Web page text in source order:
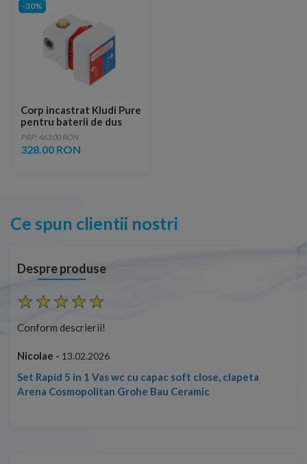
-30%
Corp incastrat Kludi Pure
pentru baterii de dus
PRP: 463.00 RON
328.00 RON
Ce spun clientii nostri
Despre produse
Conform descrierii!
Nicolae - 13.02.2026
Set Rapid 5 in 1 Vas wc cu capac soft close, clapeta
Arena Cosmopolitan Grohe Bau Ceramic